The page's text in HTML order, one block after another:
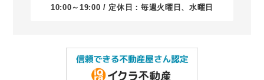
10:00～19:00 / 定休日：毎週火曜日、水曜日